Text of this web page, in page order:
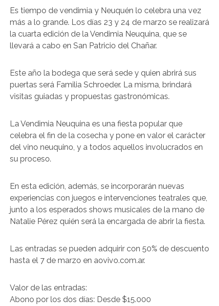
Es tiempo de vendimia y Neuquén lo celebra una vez
más a lo grande. Los días 23 y 24 de marzo se realizará
la cuarta edición de la Vendimia Neuquina, que se
llevará a cabo en San Patricio del Chañar.
Este año la bodega que será sede y quien abrirá sus
puertas será Familia Schroeder. La misma, brindará
visitas guiadas y propuestas gastronómicas.
La Vendimia Neuquina es una fiesta popular que
celebra el fin de la cosecha y pone en valor el carácter
del vino neuquino, y a todos aquellos involucrados en
su proceso.
En esta edición, además, se incorporarán nuevas
experiencias con juegos e intervenciones teatrales que,
junto a los esperados shows musicales de la mano de
Natalie Pérez quién será la encargada de abrir la fiesta.
Las entradas se pueden adquirir con 50% de descuento
hasta el 7 de marzo en aovivo.com.ar.
Valor de las entradas:
Abono por los dos días: Desde $15.000